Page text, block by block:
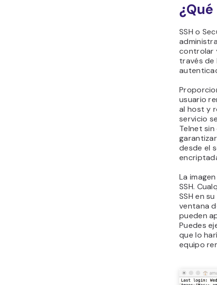
¿Qué
SSH o
controlar
través de
usuario
al host y
servicio
Telnet
desde el
La
SSH.
SSH en
ventana
pueden
Puedes
que lo
equipo